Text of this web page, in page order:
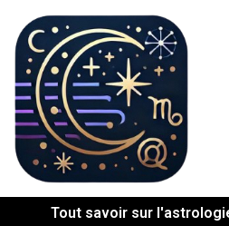
Tout savoir sur